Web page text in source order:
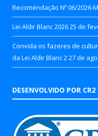
Recomendação Nº 06/2026-
Lei Aldir Blanc 202625 de
Convida os fazeres de
da Lei Aldir Blanc 2 27 de
DESENVOLVIDO POR CR2